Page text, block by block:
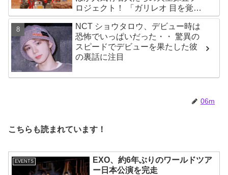
ロジェクト！ 「ガリレオ 目を覚ま
す宇宙」10月10日（水）日本初放
送決定
NCT ショウタロウ、デビュー時は
恐怖でいっぱいだった・・ 驚異の
スピードでデビューを果たした彼
の裏話に注目
06m
こちらも読まれています！
EVENTS
EXO、約6年ぶりのワールドツア
ー日本公演を完走